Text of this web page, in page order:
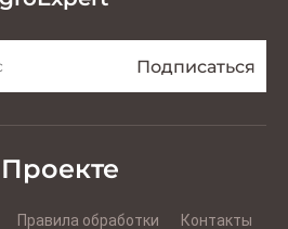
Правила обработки Контакты